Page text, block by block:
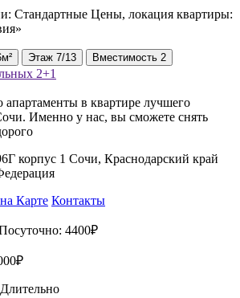
Стандартные Цены, локация квартиры:
Этаж 7/13 Вместимость 2
2+1
в квартире лучшего
Именно у нас, вы сможете снять
корпус 1 Сочи, Краснодарский край
Карте Контакты
4400₽